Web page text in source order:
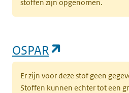
stoffen zijn opgenomen.
OSPAR
Er zijn voor deze stof geen
Stoffen kunnen echter tot een